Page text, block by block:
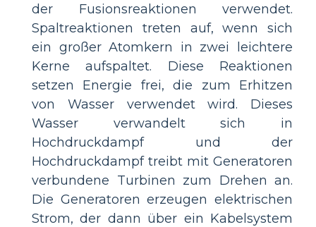
der Fusionsreaktionen verwendet.
Spaltreaktionen treten auf, wenn sich
ein großer Atomkern in zwei leichtere
Kerne aufspaltet. Diese Reaktionen
setzen Energie frei, die zum Erhitzen
von Wasser verwendet wird. Dieses
Wasser verwandelt sich in
Hochdruckdampf und der
Hochdruckdampf treibt mit Generatoren
verbundene Turbinen zum Drehen an.
Die Generatoren erzeugen elektrischen
Strom, der dann über ein Kabelsystem